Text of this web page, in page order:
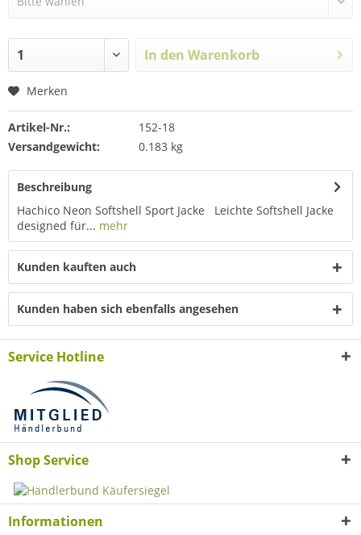
In den Warenkorb
Merken
Artikel-Nr.:
152-18
Versandgewicht:
0.183 kg
Beschreibung
Hachico Neon Softshell Sport Jacke Leichte Softshell Jacke
designed für... mehr
Kunden kauften auch
Kunden haben sich ebenfalls angesehen
Service Hotline
Shop Service
Informationen